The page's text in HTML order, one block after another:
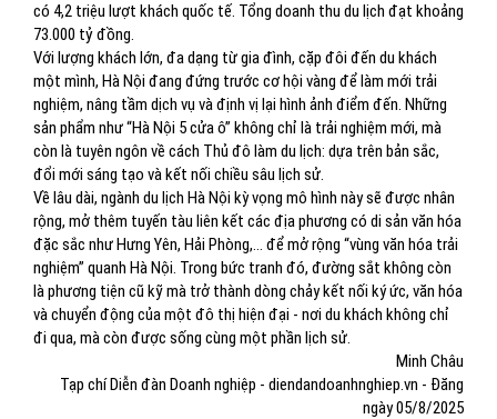
có 4,2 triệu lượt khách quốc tế. Tổng doanh thu du lịch đạt khoảng
73.000 tỷ đồng.
Với lượng khách lớn, đa dạng từ gia đình, cặp đôi đến du khách
một mình, Hà Nội đang đứng trước cơ hội vàng để làm mới trải
nghiệm, nâng tầm dịch vụ và định vị lại hình ảnh điểm đến. Những
sản phẩm như “Hà Nội 5 cửa ô” không chỉ là trải nghiệm mới, mà
còn là tuyên ngôn về cách Thủ đô làm du lịch: dựa trên bản sắc,
đổi mới sáng tạo và kết nối chiều sâu lịch sử.
Về lâu dài, ngành du lịch Hà Nội kỳ vọng mô hình này sẽ được nhân
rộng, mở thêm tuyến tàu liên kết các địa phương có di sản văn hóa
đặc sắc như Hưng Yên, Hải Phòng,… để mở rộng “vùng văn hóa trải
nghiệm” quanh Hà Nội. Trong bức tranh đó, đường sắt không còn
là phương tiện cũ kỹ mà trở thành dòng chảy kết nối ký ức, văn hóa
và chuyển động của một đô thị hiện đại - nơi du khách không chỉ
đi qua, mà còn được sống cùng một phần lịch sử.
Minh Châu
Tạp chí Diễn đàn Doanh nghiệp - diendandoanhnghiep.vn - Đăng
ngày 05/8/2025